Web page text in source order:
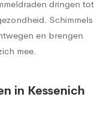
dringen tot
Schimmels
en brengen
mee.
in Kessenich